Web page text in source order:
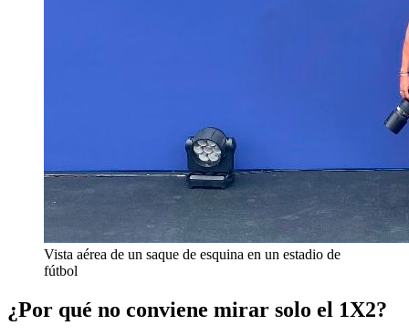
Vista aérea de un saque de esquina en un estadio de
fútbol
¿Por qué no conviene mirar solo el 1X2?